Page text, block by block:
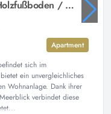
Atemberaubender Meerblick / Holzfußboden / 16. Stock / direkt am Strand
Apartment
sich im
ein unvergleichliches
Wohnanlage. Dank ihrer
verbindet diese